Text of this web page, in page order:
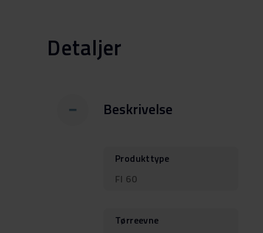
Detaljer
Beskrivelse
Produkttype
FI 60
Tørreevne